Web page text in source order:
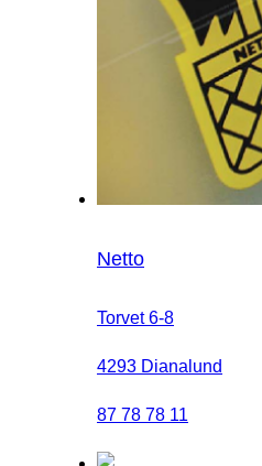
Netto
Torvet 6-8
4293 Dianalund
87 78 78 11